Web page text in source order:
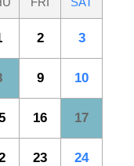
2 3
9 10
16 17
23 24